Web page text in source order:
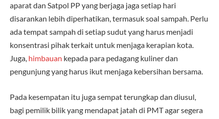
aparat dan Satpol PP yang berjaga jaga setiap hari
disarankan lebih diperhatikan, termasuk soal sampah. Perlu
ada tempat sampah di setiap sudut yang harus menjadi
konsentrasi pihak terkait untuk menjaga kerapian kota.
Juga, himbauan kepada para pedagang kuliner dan
pengunjung yang harus ikut menjaga kebersihan bersama.
Pada kesempatan itu juga sempat terungkap dan diusul,
bagi pemilik bilik yang mendapat jatah di PMT agar segera